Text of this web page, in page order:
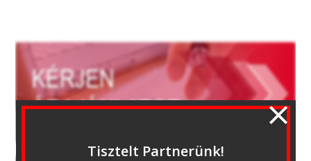
Tisztelt Partnerünk!
×